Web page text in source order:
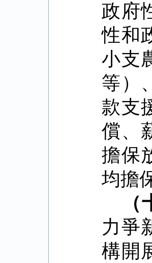
政府
性和
小支
等）
款支
償、
擔保
均擔
力爭
構開